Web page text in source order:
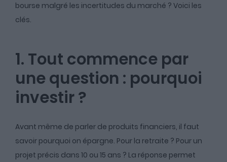
bourse malgré les incertitudes du marché ? Voici les
clés.
1. Tout commence par
une question : pourquoi
investir ?
Avant même de parler de produits financiers, il faut
savoir pourquoi on épargne. Pour la retraite ? Pour un
projet précis dans 10 ou 15 ans ? La réponse permet